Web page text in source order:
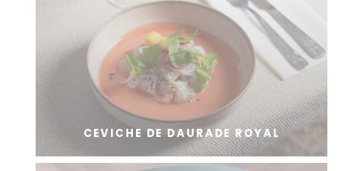
CEVICHE DE DAURADE ROYAL